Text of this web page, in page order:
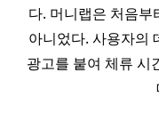
다. 머니랩은 처음부
아니었다. 사용자의
광고를 붙여 체류 시